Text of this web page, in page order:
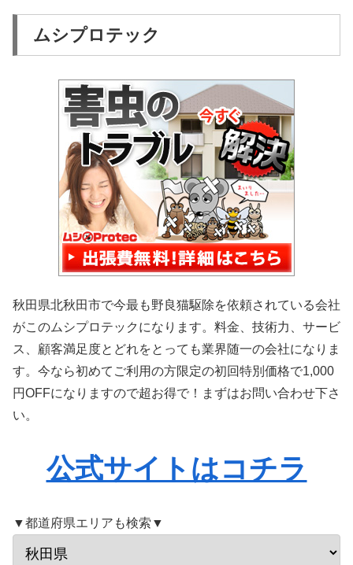
ムシプロテック
秋田県北秋田市で今最も野良猫駆除を依頼されている会社
がこのムシプロテックになります。料金、技術力、サービ
ス、顧客満足度とどれをとっても業界随一の会社になりま
す。今なら初めてご利用の方限定の初回特別価格で1,000
円OFFになりますので超お得で！まずはお問い合わせ下さ
い。
公式サイトはコチラ
▼都道府県エリアも検索▼